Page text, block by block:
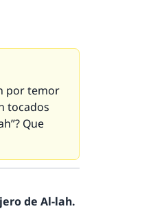
por temor
tocados
Que
de Al-lah.